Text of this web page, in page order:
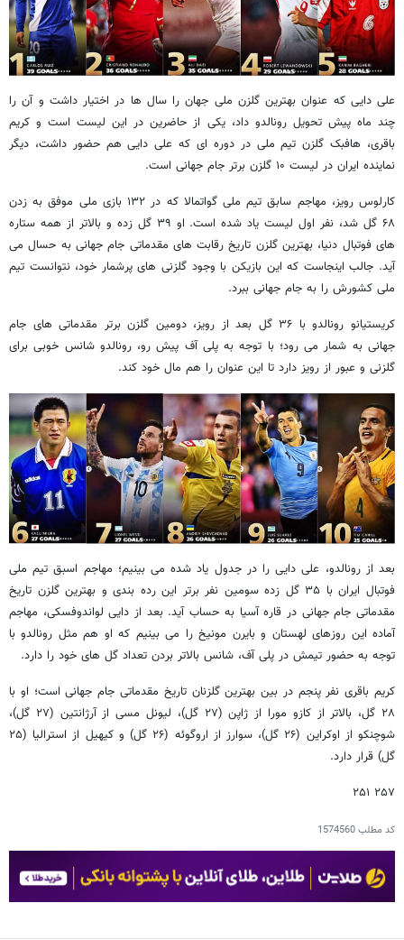
علی دایی که عنوان بهترین گلزن ملی جهان را سال ها در اختیار داشت و آن را
چند ماه پیش تحویل رونالدو داد، یکی از حاضرین در این لیست است و کریم
باقری، هافبک گلزن تیم ملی در دوره ای که علی دایی هم حضور داشت، دیگر
نماینده ایران در لیست ۱۰ گلزن برتر جام جهانی است.
کارلوس رویز، مهاجم سابق تیم ملی گواتمالا که در ۱۳۲ بازی ملی موفق به زدن
۶۸ گل شد، نفر اول لیست یاد شده است. او ۳۹ گل زده و بالاتر از همه ستاره
های فوتبال دنیا، بهترین گلزن تاریخ رقابت های مقدماتی جام جهانی به حسال می
آید. جالب اینجاست که این بازیکن با وجود گلزنی های پرشمار خود، نتوانست تیم
ملی کشورش را به جام جهانی ببرد.
کریستیانو رونالدو با ۳۶ گل بعد از رویز، دومین گلزن برتر مقدماتی های جام
جهانی به شمار می رود؛ با توجه به پلی آف پیش رو، رونالدو شانس خوبی برای
گلزنی و عبور از رویز دارد تا این عنوان را هم مال خود کند.
بعد از رونالدو، علی دایی را در جدول یاد شده می بینیم؛ مهاجم اسبق تیم ملی
فوتبال ایران با ۳۵ گل زده سومین نفر برتر این رده بندی و بهترین گلزن تاریخ
مقدماتی جام جهانی در قاره آسیا به حساب آید. بعد از دایی لواندوفسکی، مهاجم
آماده این روزهای لهستان و بایرن مونیخ را می بینیم که او هم مثل رونالدو با
توجه به حضور تیمش در پلی آف، شانس بالاتر بردن تعداد گل های خود را دارد.
کریم باقری نفر پنجم در بین بهترین گلزنان تاریخ مقدماتی جام جهانی است؛ او با
۲۸ گل، بالاتر از کازو مورا از ژاپن (۲۷ گل)، لیونل مسی از آرژانتین (۲۷ گل)،
شوچنکو از اوکراین (۲۶ گل)، سوارز از اروگوئه (۲۶ گل) و کیهیل از استرالیا (۲۵
گل) قرار دارد.
۲۵۷ ۲۵۱
کد مطلب1574560